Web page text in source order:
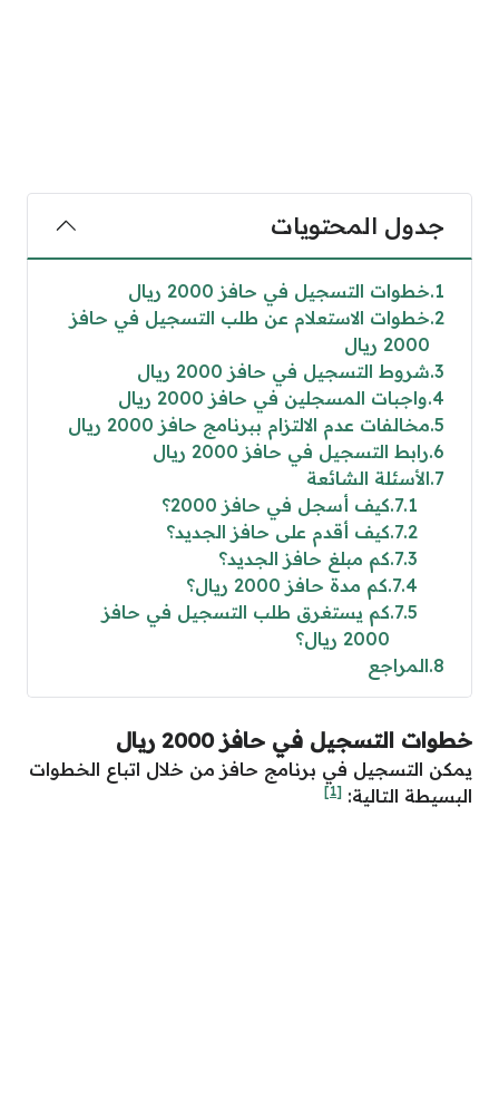
جدول المحتويات
1 خطوات التسجيل في حافز 2000 ريال
2 خطوات الاستعلام عن طلب التسجيل في حافز
2000 ريال
3 شروط التسجيل في حافز 2000 ريال
4 واجبات المسجلين في حافز 2000 ريال
5 مخالفات عدم الالتزام ببرنامج حافز 2000 ريال
6 رابط التسجيل في حافز 2000 ريال
7 الأسئلة الشائعة
7.1 كيف أسجل في حافز 2000؟
7.2 كيف أقدم على حافز الجديد؟
7.3 كم مبلغ حافز الجديد؟
7.4 كم مدة حافز 2000 ريال؟
7.5 كم يستغرق طلب التسجيل في حافز
2000 ريال؟
8 المراجع
خطوات التسجيل في حافز 2000 ريال
يمكن التسجيل في برنامج حافز من خلال اتباع الخطوات
البسيطة التالية: [1]